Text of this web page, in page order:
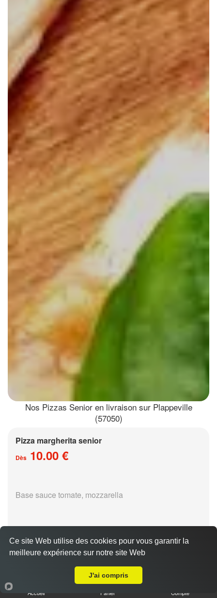
Nos Pizzas Senior en livraison sur Plappeville
(57050)
Pizza margherita senior
Dès 10.00 €
Base sauce tomate, mozzarella
Accueil Panier Compte
Ce site Web utilise des cookies pour vous garantir la
meilleure expérience sur notre site Web
J'ai compris